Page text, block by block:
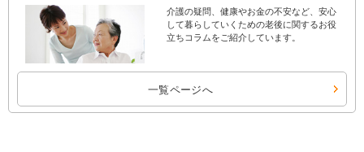
介護の疑問、健康やお金の不安など、安心
して暮らしていくための老後に関するお役
立ちコラムをご紹介しています。
一覧ページへ